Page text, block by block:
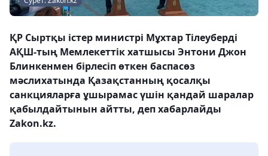
ҚР Сыртқы істер министрі Мұхтар Тілеуберді
АҚШ-тың Мемлекеттік хатшысы Энтони Джон
Блинкенмен бірлесіп өткен баспасөз
мәслихатында Қазақстанның қосалқы
санкцияларға ұшырамас үшін қандай шаралар
қабылдайтынын айтты, деп хабарлайды
Zakon.kz.